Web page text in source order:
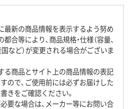
最新の商品情報を表示するよう努め
合等により、商品規格・仕様（容量、
国など）が変更される場合がございま
る商品とサイト上の商品情報の表記
ので、ご使用前には必ずお届けした
きをご確認ください。
要な場合は、メーカー等にお問い合